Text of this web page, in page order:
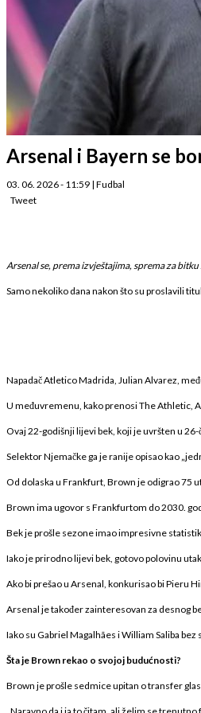
Arsenal i Bayern se
03. 06. 2026 - 11:59 | Fudbal
Tweet
Arsenal se, prema izvještajima, sprema za
Samo nekoliko dana nakon što su proslavili
Napadač Atletico Madrida, Julian Alvarez,
U međuvremenu, kako prenosi The Athletic,
Ovaj 22-godišnji lijevi bek, koji je uvršten u
Selektor Njemačke ga je ranije opisao kao
Od dolaska u Frankfurt, Brown je odigrao 75
Brown ima ugovor s Frankfurtom do 2030.
Bek je prošle sezone imao impresivne
Iako je prirodno lijevi bek, gotovo polovinu
Ako bi prešao u Arsenal, konkurisao bi Pieru
Arsenal je također zainteresovan za desnog
Iako su Gabriel Magalhães i William Saliba
Šta je Brown rekao o svojoj budućnosti?
Brown je prošle sedmice upitan o transfer